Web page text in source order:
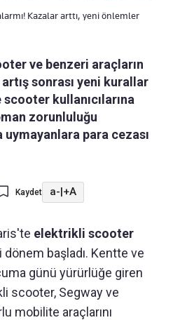
Kazalar arttı, yeni önlemler
ve benzeri araçların
sonrası yeni kurallar
kullanıcılarına
zorunluluğu
para cezası
Kaydet a-|+A
elektrikli scooter
dönem başladı. Kentte ve
günü yürürlüğe giren
scooter, Segway ve
mobilite araçlarını